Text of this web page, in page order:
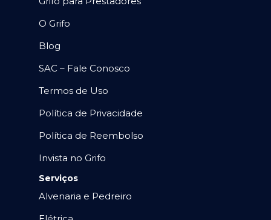
O Grifo
Blog
SAC – Fale Conosco
Termos de Uso
Política de Privacidade
Política de Reembolso
Invista no Grifo
Serviços
Alvenaria e Pedreiro